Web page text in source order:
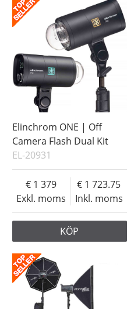
Elinchrom ONE | Off
Camera Flash Dual Kit
EL-20931
Exkl. moms
1 379
Inkl. moms
1 723.75
KÖP